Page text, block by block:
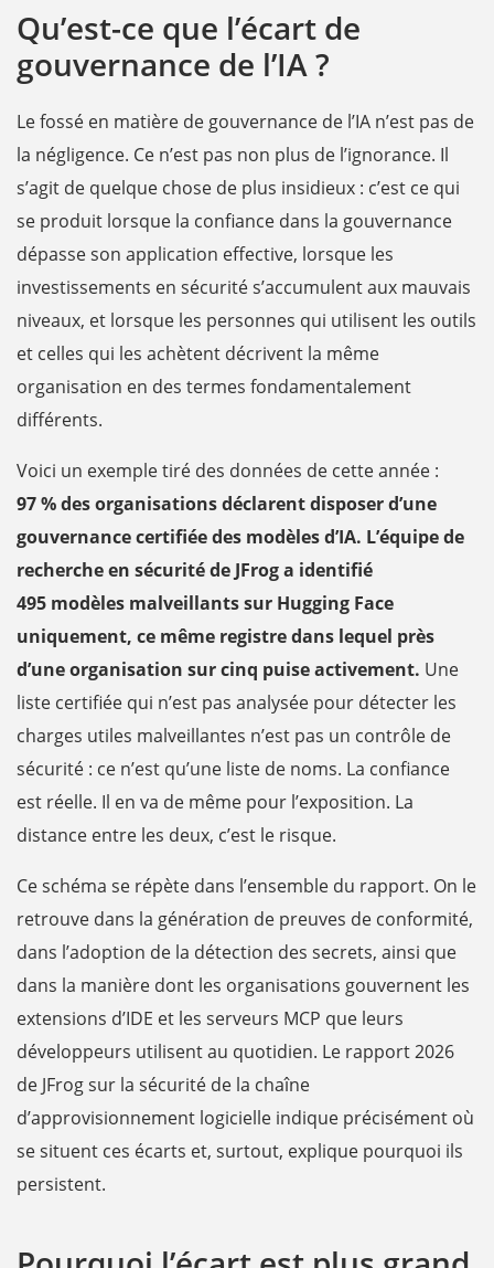
Qu’est-ce que l’écart de
gouvernance de l’IA ?
Le fossé en matière de gouvernance de l’IA n’est pas de
la négligence. Ce n’est pas non plus de l’ignorance. Il
s’agit de quelque chose de plus insidieux : c’est ce qui
se produit lorsque la confiance dans la gouvernance
dépasse son application effective, lorsque les
investissements en sécurité s’accumulent aux mauvais
niveaux, et lorsque les personnes qui utilisent les outils
et celles qui les achètent décrivent la même
organisation en des termes fondamentalement
différents.
Voici un exemple tiré des données de cette année :
97 % des organisations déclarent disposer d’une
gouvernance certifiée des modèles d’IA. L’équipe de
recherche en sécurité de JFrog a identifié
495 modèles malveillants sur Hugging Face
uniquement, ce même registre dans lequel près
d’une organisation sur cinq puise activement. Une
liste certifiée qui n’est pas analysée pour détecter les
charges utiles malveillantes n’est pas un contrôle de
sécurité : ce n’est qu’une liste de noms. La confiance
est réelle. Il en va de même pour l’exposition. La
distance entre les deux, c’est le risque.
Ce schéma se répète dans l’ensemble du rapport. On le
retrouve dans la génération de preuves de conformité,
dans l’adoption de la détection des secrets, ainsi que
dans la manière dont les organisations gouvernent les
extensions d’IDE et les serveurs MCP que leurs
développeurs utilisent au quotidien. Le rapport 2026
de JFrog sur la sécurité de la chaîne
d’approvisionnement logicielle indique précisément où
se situent ces écarts et, surtout, explique pourquoi ils
persistent.